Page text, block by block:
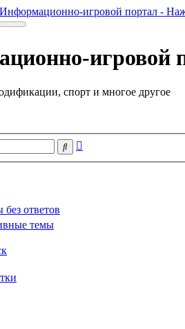
игровой портал -
игровой
спорт и многое другое
Поиск
без ответов
темы